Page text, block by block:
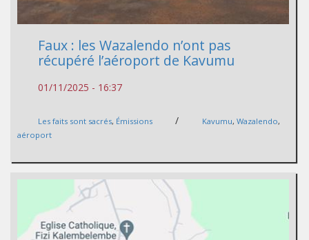
Faux : les Wazalendo n’ont pas
récupéré l’aéroport de Kavumu
01/11/2025 - 16:37
Les faits sont sacrés, Émissions / Kavumu, Wazalendo,
aéroport